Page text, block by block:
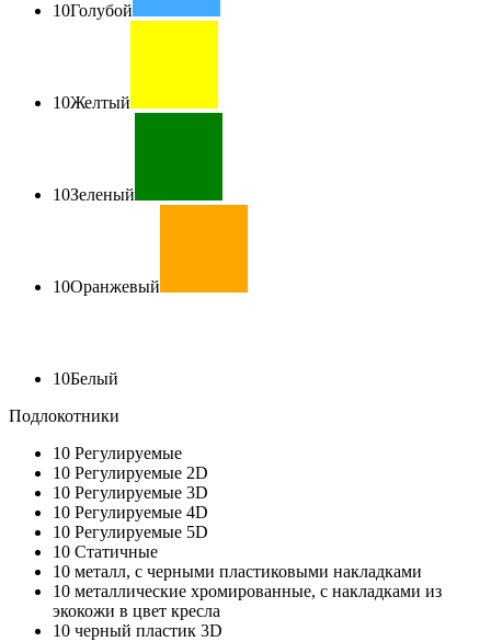
10Голубой
10Желтый
10Зеленый
10Оранжевый
10Белый
Подлокотники
10 Регулируемые
10 Регулируемые 2D
10 Регулируемые 3D
10 Регулируемые 4D
10 Регулируемые 5D
10 Статичные
10 металл, с черными пластиковыми накладками
10 металлические хромированные, с накладками из
экокожи в цвет кресла
10 черный пластик 3D